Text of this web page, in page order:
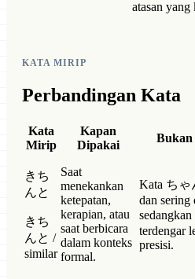
atasan yang
KATA MIRIP
Perbandingan Kata
Kata
Mirip
Kapan
Dipakai
Bukan
きち
んと
きち
んと /
similar
Saat
menekankan
ketepatan,
kerapian, atau
saat berbicara
dalam konteks
formal.
Kata ちゃ
dan sering
terdengar
presisi.